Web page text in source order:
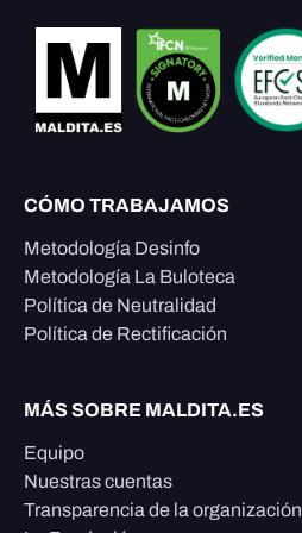
CÓMO TRABAJAMOS
Metodología Desinfo
Metodología La Buloteca
Política de Neutralidad
Política de Rectificación
MÁS SOBRE MALDITA.ES
Equipo
Nuestras cuentas
Transparencia de la organización